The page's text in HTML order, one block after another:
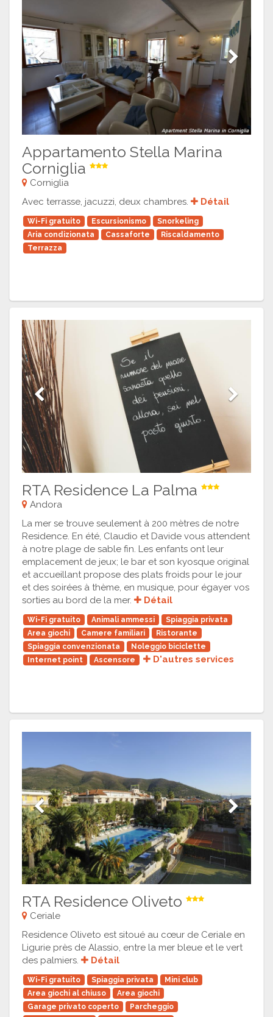
Previous Next
Appartamento Stella Marina
Corniglia
Corniglia
Avec terrasse, jacuzzi, deux chambres.
Détail
Wi-Fi gratuito Escursionismo
Snorkeling
Aria condizionata
Cassaforte
Riscaldamento
Terrazza
Previous Next
RTA Residence La Palma
Andora
La mer se trouve seulement à 200 mètres de notre
Residence. En été, Claudio et Davide vous attendent
à notre plage de sable fin. Les enfants ont leur
emplacement de jeux; le bar et son kyosque original
et accueillant propose des plats froids pour le jour
et des soirées à thème, en musique, pour égayer vos
sorties au bord de la mer.
Détail
Wi-Fi gratuito Animali ammessi
Spiaggia privata
Area giochi
Camere familiari
Ristorante
Spiaggia convenzionata
Noleggio biciclette
Internet point
Ascensore D'autres services
Previous Next
RTA Residence Oliveto
Ceriale
Residence Oliveto est sitoué au cœur de Ceriale en
Ligurie près de Alassio, entre la mer bleue et le vert
des palmiers.
Détail
Wi-Fi gratuito Spiaggia privata
Mini club
Area giochi al chiuso
Area giochi
Garage privato coperto
Parcheggio